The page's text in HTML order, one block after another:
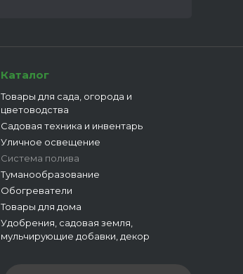
Каталог
Товары для сада, огорода и
цветоводства
Садовая техника и инвентарь
Уличное освещение
Система полива
Туманообразование
Обогреватели
Товары для дома
Удобрения, садовая земля,
мульчирующие добавки, декор